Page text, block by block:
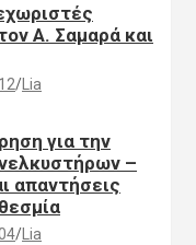
Α. Σαμαρά και
Lia
για την
–
απαντήσεις
Lia